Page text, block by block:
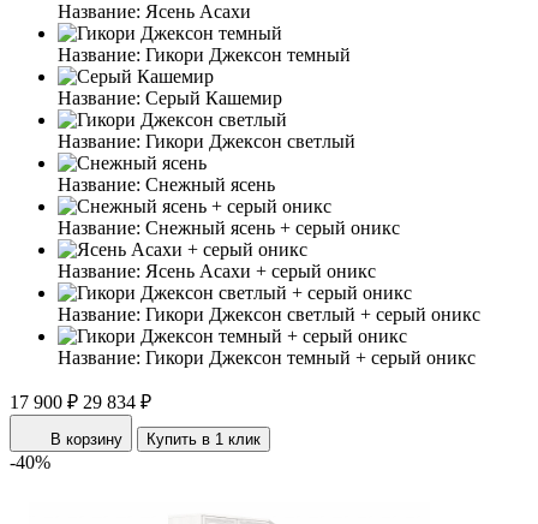
Название: Ясень Асахи
Название: Гикори Джексон темный
Название: Серый Кашемир
Название: Гикори Джексон светлый
Название: Снежный ясень
Название: Снежный ясень + серый оникс
Название: Ясень Асахи + серый оникс
Название: Гикори Джексон светлый + серый оникс
Название: Гикори Джексон темный + серый оникс
17 900 ₽ 29 834 ₽
В корзину Купить в 1 клик
-40%